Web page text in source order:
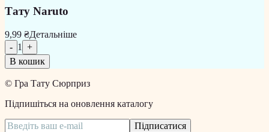
Тату Naruto
9,99 ₴Детальніше
- 1
+
В кошик
© Гра Тату Сюрприз
Підпишіться на оновлення каталогу
Підписатися